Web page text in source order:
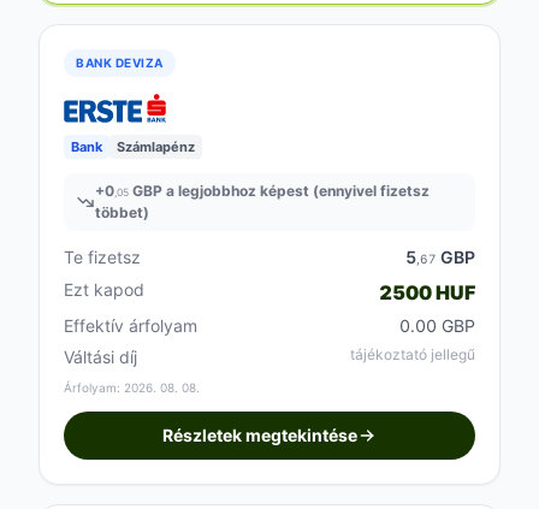
BANK DEVIZA
Bank Számlapénz
+0 ,05 GBP a legjobbhoz képest (ennyivel fizetsz
többet)
Te fizetsz 5 ,67 GBP
Ezt kapod
2500 HUF
Effektív árfolyam
0.00 GBP
Váltási díj
tájékoztató jellegű
Árfolyam: 2026. 08. 08.
Részletek megtekintése